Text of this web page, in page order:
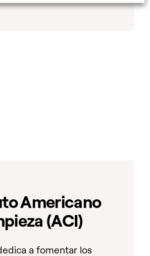
Americano
(ACI)
a fomentar los